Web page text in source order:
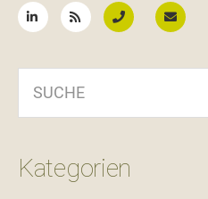
Kategorien